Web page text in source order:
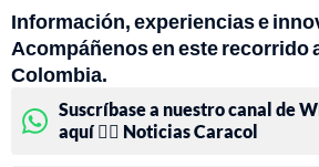
Información, experiencias e
Acompáñenos en este recorrido
Colombia.
Suscríbase a nuestro canal de
aquí 👉🏻 Noticias Caracol